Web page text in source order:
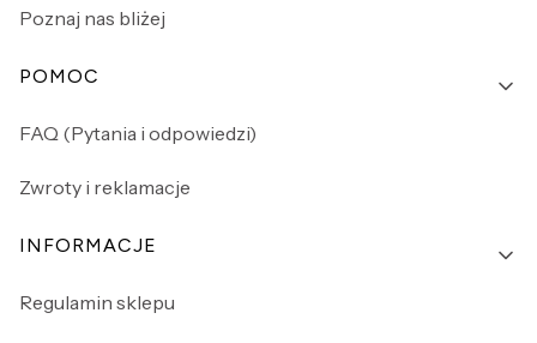
Poznaj nas bliżej
POMOC
FAQ (Pytania i odpowiedzi)
Zwroty i reklamacje
INFORMACJE
Regulamin sklepu